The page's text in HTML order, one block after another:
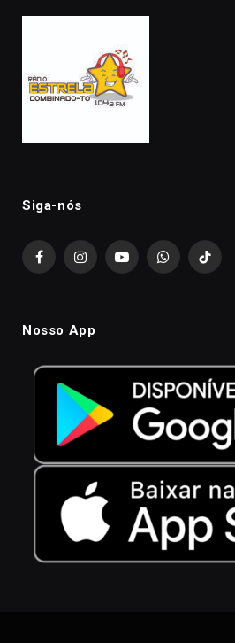
Siga-nós
FacebookInstagramYouTubeWhatsAppTikTok
Nosso App